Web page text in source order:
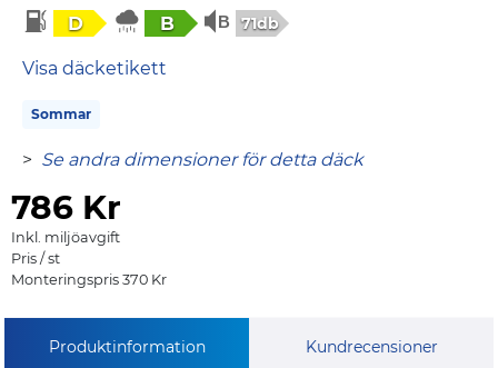
D B 71db
Visa däcketikett
Sommar
> Se andra dimensioner för detta däck
786 Kr
Inkl. miljöavgift
Pris / st
Monteringspris 370 Kr
Produktinformation Kundrecensioner